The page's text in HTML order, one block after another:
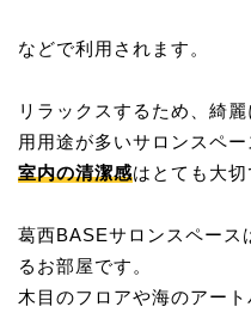
などで利用されます。
リラックスするため、綺
用用途が多いサロンスペー
室内の清潔感はとても大切
葛西BASEサロンスペース
るお部屋です。
木目のフロアや海のアート